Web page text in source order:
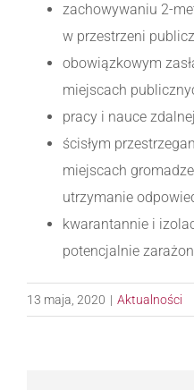
zachowywaniu 2-
w przestrzeni
obowiązkowym
miejscach
pracy i nauce
ścisłym
miejscach
utrzymanie
kwarantannie i
potencjalnie
13 maja, 2020 | Aktualności